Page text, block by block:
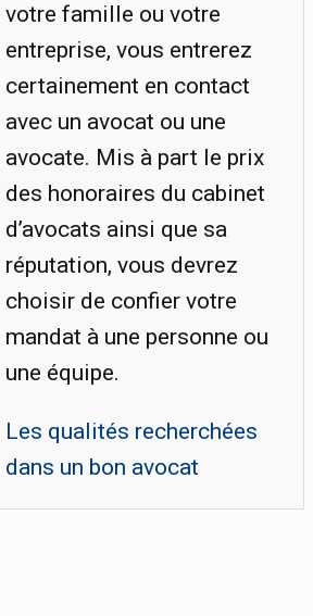
votre famille ou votre
entreprise, vous entrerez
certainement en contact
avec un avocat ou une
avocate. Mis à part le prix
des honoraires du cabinet
d’avocats ainsi que sa
réputation, vous devrez
choisir de confier votre
mandat à une personne ou
une équipe.
Les qualités recherchées
dans un bon avocat